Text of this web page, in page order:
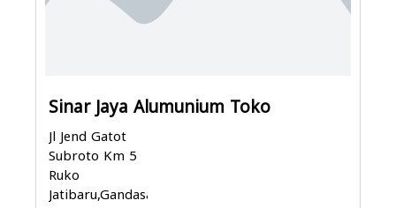
Sinar Jaya Alumunium Toko
Jl Jend Gatot
Subroto Km 5
Ruko
Jatibaru,Gandasari...